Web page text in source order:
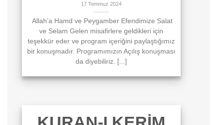
17 Temmuz 2024
Allah’a Hamd ve Peygamber Efendimize Salat
ve Selam Gelen misafirlere geldikleri için
teşekkür eder ve program içeriğini paylaştığımız
bir konuşmadır. Programımızın Açılış konuşması
da diyebiliriz. [...]